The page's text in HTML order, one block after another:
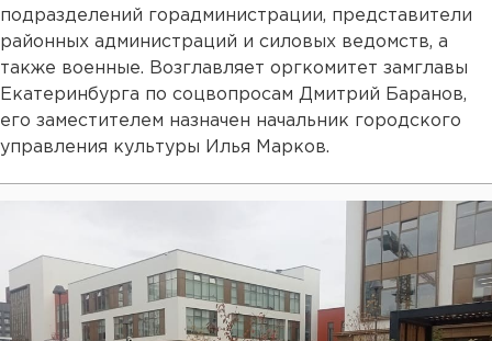
подразделений горадминистрации, представители
районных администраций и силовых ведомств, а
также военные. Возглавляет оргкомитет замглавы
Екатеринбурга по соцвопросам Дмитрий Баранов,
его заместителем назначен начальник городского
управления культуры Илья Марков.